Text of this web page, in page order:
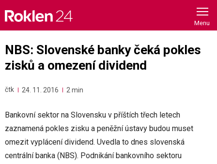
content
NBS: Slovenské banky čeká pokles
zisků a omezení dividend
čtk 24. 11. 2016 2 min
Bankovní sektor na Slovensku v příštích třech letech
zaznamená pokles zisku a peněžní ústavy budou muset
omezit vyplácení dividend. Uvedla to dnes slovenská
centrální banka (NBS). Podnikání bankovního sektoru